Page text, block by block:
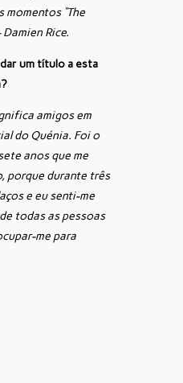
momentos “The
Rice.
um título a esta
amigos em
do Quénia. Foi o
anos que me
porque durante três
e eu senti-me
todas as pessoas
me para